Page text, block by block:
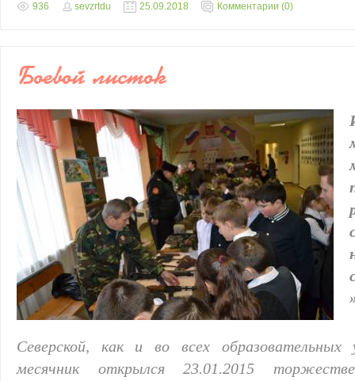
936 sevzrtdu 25.09.2018 Комментарии (0)
Боевой листок
Северской, как и во всех образовательных
месячник открылся 23.01.2015